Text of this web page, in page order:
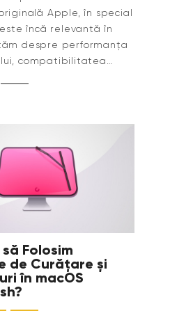
Apple, în special
este încă relevantă în
despre performanța
compatibilitatea…
Folosim
de Curățare și
în macOS